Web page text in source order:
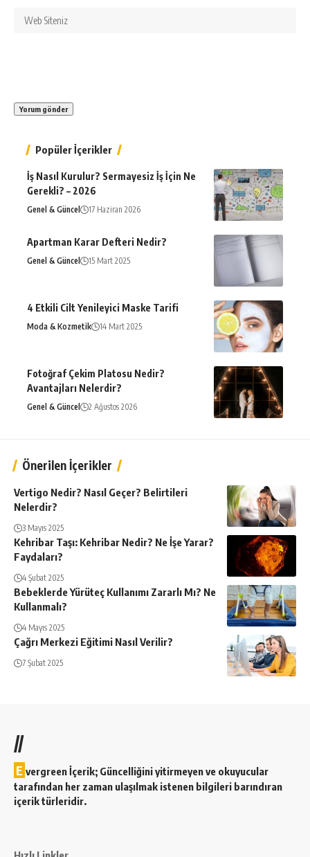
Popüler İçerikler
İş Nasıl Kurulur? Sermayesiz İş İçin Ne
Gerekli? – 2026
Genel & Güncel 17 Haziran 2026
Apartman Karar Defteri Nedir?
Genel & Güncel 15 Mart 2025
4 Etkili Cilt Yenileyici Maske Tarifi
Moda & Kozmetik 14 Mart 2025
Fotoğraf Çekim Platosu Nedir?
Avantajları Nelerdir?
Genel & Güncel 2 Ağustos 2026
Önerilen İçerikler
Vertigo Nedir? Nasıl Geçer? Belirtileri
Nelerdir?
3 Mayıs 2025
Kehribar Taşı: Kehribar Nedir? Ne İşe Yarar?
Faydaları?
4 Şubat 2025
Bebeklerde Yürüteç Kullanımı Zararlı Mı? Ne
Kullanmalı?
4 Mayıs 2025
Çağrı Merkezi Eğitimi Nasıl Verilir?
7 Şubat 2025
//
E vergreen İçerik; Güncelliğini yitirmeyen ve okuyucular
tarafından her zaman ulaşılmak istenen bilgileri barındıran
içerik türleridir.